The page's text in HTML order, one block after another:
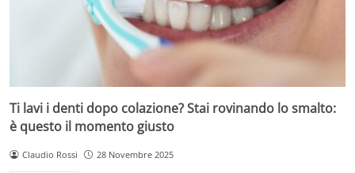
Ti lavi i denti dopo colazione? Stai rovinando lo smalto:
è questo il momento giusto
Claudio Rossi 28 Novembre 2025